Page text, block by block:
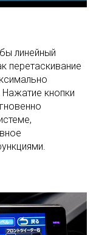
линейный
перетаскивание
кнопки